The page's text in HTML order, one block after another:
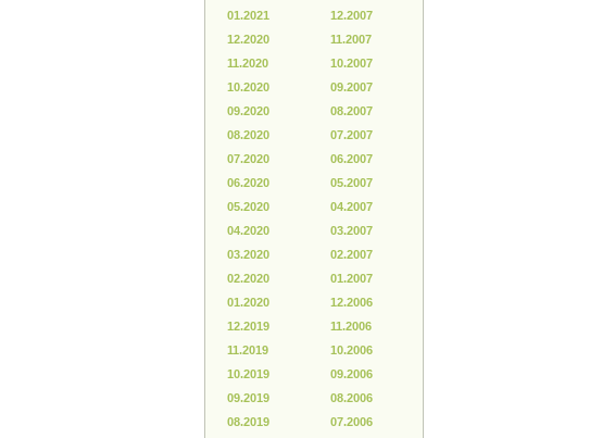
01.2021
12.2020
11.2020
10.2020
09.2020
08.2020
07.2020
06.2020
05.2020
04.2020
03.2020
02.2020
01.2020
12.2019
11.2019
10.2019
09.2019
08.2019
12.2007
11.2007
10.2007
09.2007
08.2007
07.2007
06.2007
05.2007
04.2007
03.2007
02.2007
01.2007
12.2006
11.2006
10.2006
09.2006
08.2006
07.2006